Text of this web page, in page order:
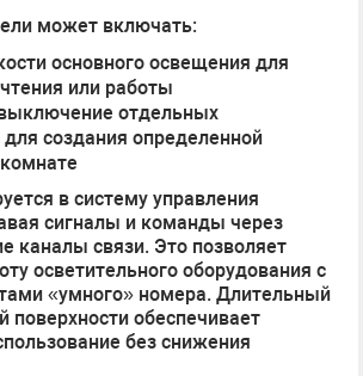
может включать:
основного освещения для
или работы
отдельных
создания определенной
в систему управления
сигналы и команды через
каналы связи. Это позволяет
осветительного оборудования с
«умного» номера. Длительный
поверхности обеспечивает
без снижения